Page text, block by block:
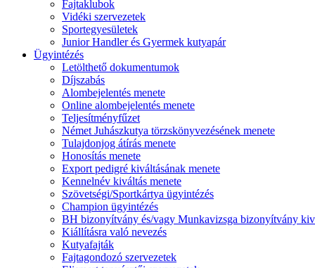
Fajtaklubok
Vidéki szervezetek
Sportegyesületek
Junior Handler és Gyermek kutyapár
Ügyintézés
Letölthető dokumentumok
Díjszabás
Alombejelentés menete
Online alombejelentés menete
Teljesítményfűzet
Német Juhászkutya törzskönyvezésének menete
Tulajdonjog átírás menete
Honosítás menete
Export pedigré kiváltásának menete
Kennelnév kiváltás menete
Szövetségi/Sportkártya ügyintézés
Champion ügyintézés
BH bizonyítvány és/vagy Munkavizsga bizonyítvány
Kiállításra való nevezés
Kutyafajták
Fajtagondozó szervezetek